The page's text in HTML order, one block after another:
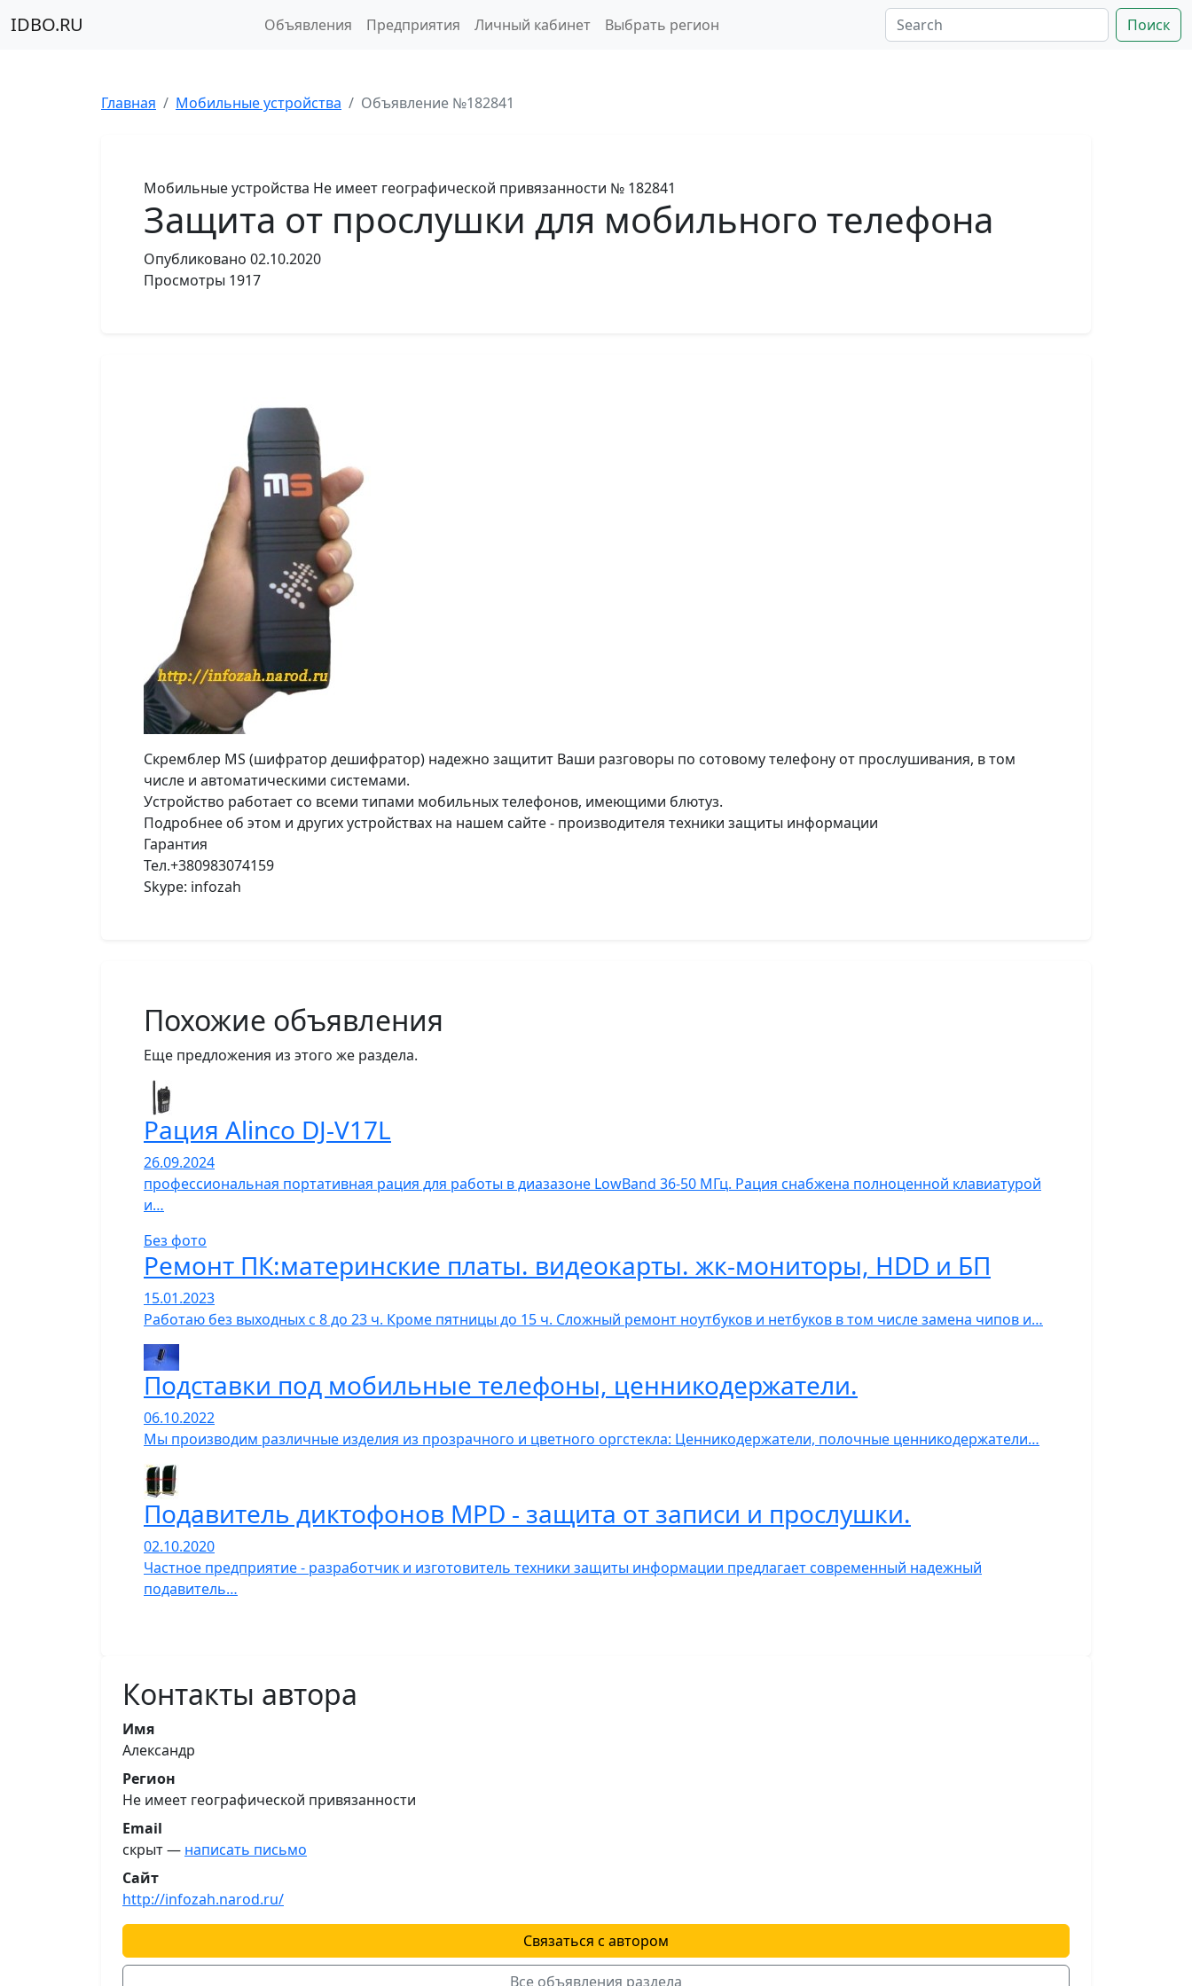
IDBO.RU Объявления Предприятия Личный кабинет Выбрать регион Поиск
Главная Мобильные устройства Объявление №182841
Мобильные устройства Не имеет географической привязанности № 182841
Защита от прослушки для мобильного телефона
Опубликовано 02.10.2020
Просмотры 1917
Скремблер MS (шифратор дешифратор) надежно защитит Ваши разговоры по сотовому телефону от прослушивания, в том
числе и автоматическими системами.
Устройство работает со всеми типами мобильных телефонов, имеющими блютуз.
Подробнее об этом и других устройствах на нашем сайте - производителя техники защиты информации
Гарантия
Тел.+380983074159
Skype: infozah
Похожие объявления
Еще предложения из этого же раздела.
Рация Alinco DJ-V17L
26.09.2024
профессиональная портативная рация для работы в диазазоне LowBand 36-50 МГц. Рация снабжена полноценной клавиатурой
и…
Без фото
Ремонт ПК:материнские платы. видеокарты. жк-мониторы, HDD и БП
15.01.2023
Работаю без выходных с 8 до 23 ч. Кроме пятницы до 15 ч. Сложный ремонт ноутбуков и нетбуков в том числе замена чипов и…
Подставки под мобильные телефоны, ценникодержатели.
06.10.2022
Мы производим различные изделия из прозрачного и цветного оргстекла: Ценникодержатели, полочные ценникодержатели…
Подавитель диктофонов MPD - защита от записи и прослушки.
02.10.2020
Частное предприятие - разработчик и изготовитель техники защиты информации предлагает современный надежный
подавитель…
Контакты автора
Имя
Александр
Регион
Не имеет географической привязанности
Email
скрыт — написать письмо
Сайт
http://infozah.narod.ru/
Связаться с автором
Все объявления раздела